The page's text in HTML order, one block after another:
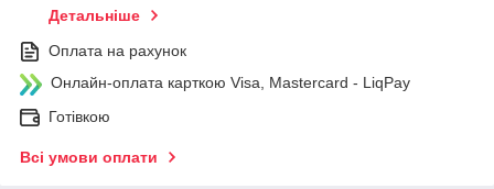
Детальніше
Оплата на рахунок
Онлайн-оплата карткою Visa, Mastercard - LiqPay
Готівкою
Всі умови оплати